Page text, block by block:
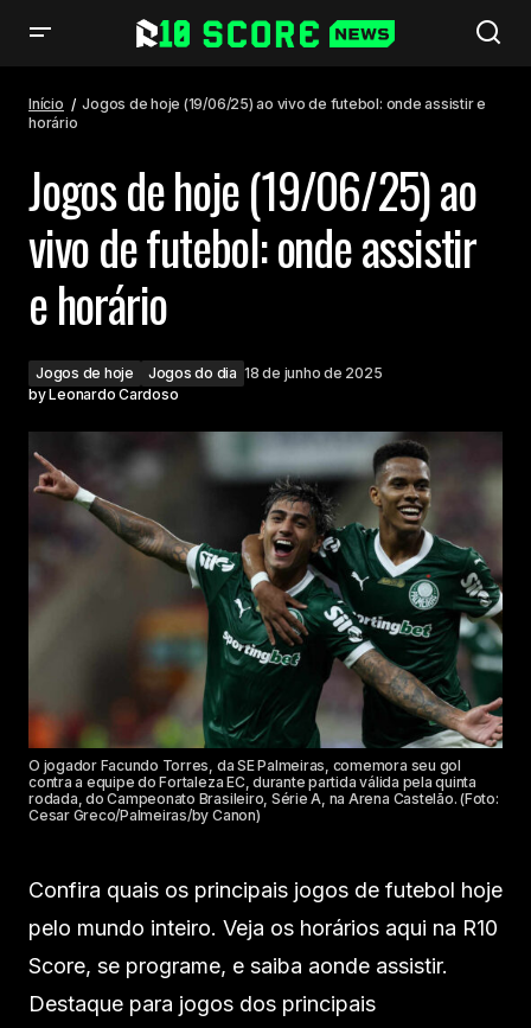
Início
Jogos de hoje (19/06/25) ao vivo de futebol: onde assistir e
horário
Jogos de hoje (19/06/25) ao
vivo de futebol: onde assistir
e horário
Jogos de hoje Jogos do dia 18 de junho de 2025
byLeonardo Cardoso
O jogador Facundo Torres, da SE Palmeiras, comemora seu gol
contra a equipe do Fortaleza EC, durante partida válida pela quinta
rodada, do Campeonato Brasileiro, Série A, na Arena Castelão. (Foto:
Cesar Greco/Palmeiras/by Canon)
Confira quais os principais jogos de futebol hoje
pelo mundo inteiro. Veja os horários aqui na R10
Score, se programe, e saiba aonde assistir.
Destaque para jogos dos principais